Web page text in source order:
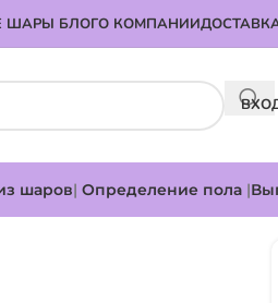
ШАРЫ БЛОГО КОМПАНИИ
шаров| Определение пола |